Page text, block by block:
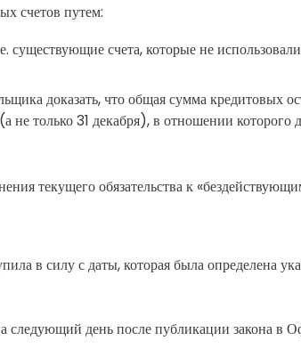
счетов путем:
счета, которые не
доказать, что общая сумма кредитовых
только 31 декабря), в отношении которого
текущего обязательства к
в силу с даты, которая была определена
следующий день после публикации закона в